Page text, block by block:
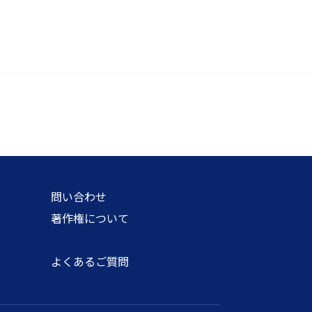
問い合わせ
著作権について
よくあるご質問